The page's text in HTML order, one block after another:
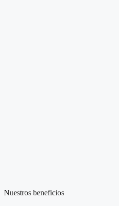
Nuestros beneficios